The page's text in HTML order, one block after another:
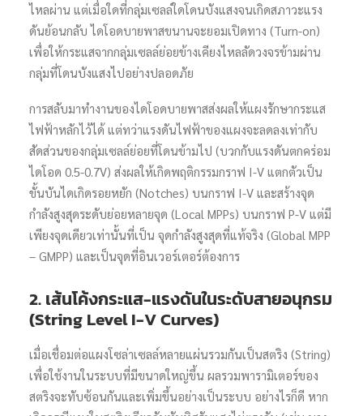
ไหลผ่าน แต่เมื่อใดที่กลุ่มเซลล์ใดโดนบังแสงจนเกิดสภาวะแรง
ดันย้อนกลับ ไดโอดบายพาสขนานจะยอมเปิดทาง (Turn-on)
เพื่อให้กระแสจากกลุ่มเซลล์ย่อยข้างเคียงไหลลัดวงจรข้ามผ่าน
กลุ่มที่โดนบังแสงไปอย่างปลอดภัย
การสลับมาทำงานของไดโอดบายพาสส่งผลให้แผงรักษากระแส
ไฟฟ้าหลักไว้ได้ แต่ทว่าแรงดันไฟฟ้าของแผงจะลดลงเท่ากับ
สัดส่วนของกลุ่มเซลล์ย่อยที่โดนข้ามไป (บวกกับแรงดันตกคร่อม
ไดโอด 0.5-0.7V) ส่งผลให้เกิดพฤติกรรมกราฟ I-V แตกตัวเป็น
ขั้นบันไดเกิดรอยหยัก (Notches) บนกราฟ I-V และสร้างจุด
กำลังสูงสุดระดับย่อยหลายจุด (Local MPPs) บนกราฟ P-V แต่มี
เพียงจุดเดียวเท่านั้นที่เป็น จุดกำลังสูงสุดที่แท้จริง (Global MPP
– GMPP) และเป็นจุดที่อินเวอร์เตอร์ต้องการ
2. เส้นโค้งกระแส-แรงดันในระดับสายอนุกรม
(String Level I-V Curves)
เมื่อเชื่อมต่อแผงโซล่าเซลล์หลายแผ่นรวมกันเป็นสตริง (String)
เพื่อใช้งานในระบบที่มีขนาดใหญ่ขึ้น ผลรวมพารามิเตอร์ของ
สตริงจะทับซ้อนกันและเพิ่มขึ้นอย่างเป็นระบบ อย่างไรก็ดี หาก